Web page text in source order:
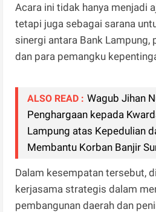
Acara ini tidak hanya menjadi
tetapi juga sebagai sarana
sinergi antara Bank Lampung,
dan para pemangku
ALSO READ : Wagub Jihan
Penghargaan kepada
Lampung atas Kepedulian
Membantu Korban Banjir
Dalam kesempatan tersebut,
kerjasama strategis dalam
pembangunan daerah dan